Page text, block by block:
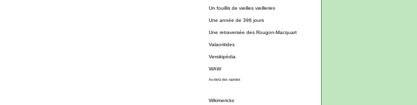
Un fouillis de vieilles vieilleries
Une année de 398 jours
Une retraversée des Rougon-Macquart
Valaoritides
Versikipédia
WAW
Au-delà des rapides
Wikimericks